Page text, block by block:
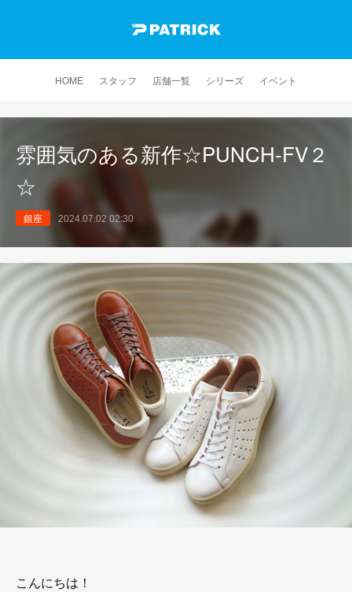
HOME スタッフ 店舗一覧 シリーズ イベント
雰囲気のある新作☆PUNCH-FV２
☆
銀座 2024.07.02 02:30
こんにちは！